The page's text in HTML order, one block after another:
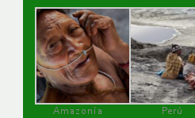
Amazonía
Perú